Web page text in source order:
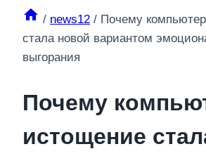
/ news12 / Почему
стала новой вариантом
выгорания
Почему
истощение